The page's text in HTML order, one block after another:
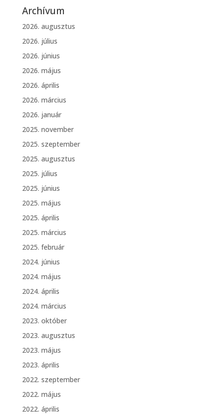
Archívum
2026. augusztus
2026. július
2026. június
2026. május
2026. április
2026. március
2026. január
2025. november
2025. szeptember
2025. augusztus
2025. július
2025. június
2025. május
2025. április
2025. március
2025. február
2024. június
2024. május
2024. április
2024. március
2023. október
2023. augusztus
2023. május
2023. április
2022. szeptember
2022. május
2022. április